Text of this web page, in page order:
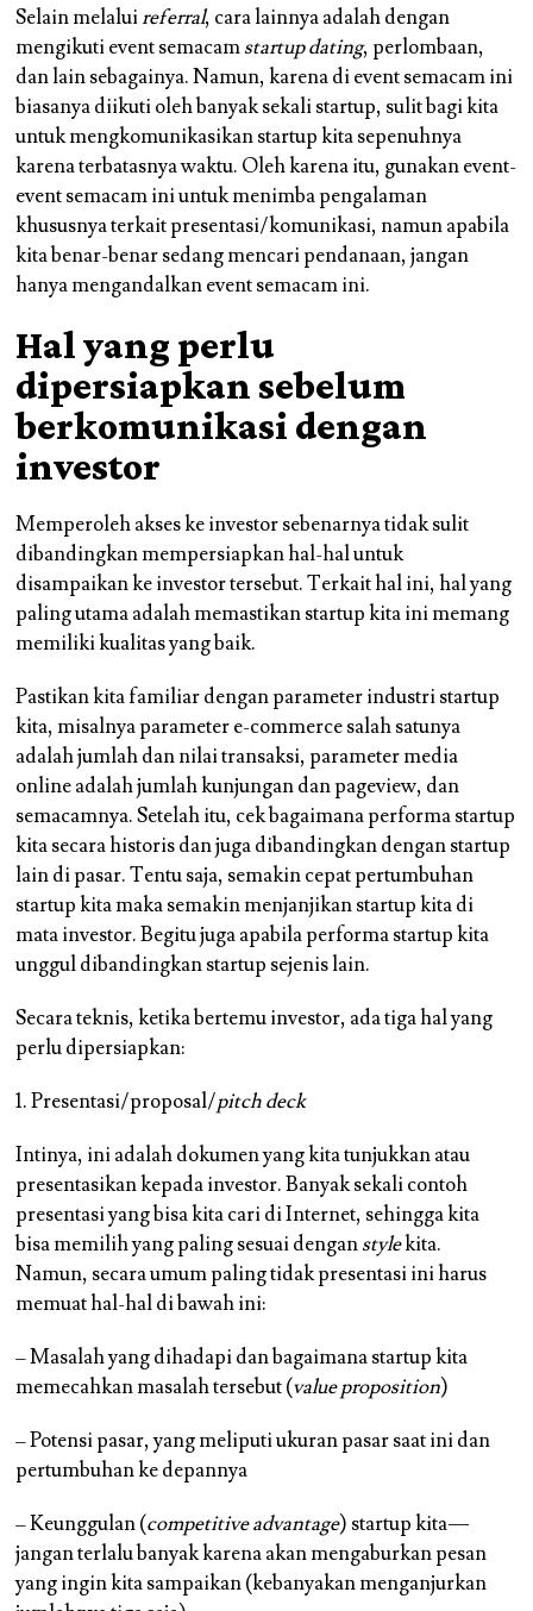
Selain melaluireferral, cara lainnya adalah dengan
mengikuti event semacamstartup dating, perlombaan,
dan lain sebagainya. Namun, karena di event semacam ini
biasanya diikuti oleh banyak sekali startup, sulit bagi kita
untuk mengkomunikasikan startup kita sepenuhnya
karena terbatasnya waktu. Oleh karena itu, gunakan event-
event semacam ini untuk menimba pengalaman
khususnya terkait presentasi/komunikasi, namun apabila
kita benar-benar sedang mencari pendanaan, jangan
hanya mengandalkan event semacam ini.
Hal yang perlu
dipersiapkan sebelum
berkomunikasi dengan
investor
Memperoleh akses ke investor sebenarnya tidak sulit
dibandingkan mempersiapkan hal-hal untuk
disampaikan ke investor tersebut. Terkait hal ini, hal yang
paling utama adalah memastikan startup kita ini memang
memiliki kualitas yang baik.
Pastikan kita familiar dengan parameter industri startup
kita, misalnya parameter e-commerce salah satunya
adalah jumlah dan nilai transaksi, parameter media
online adalah jumlah kunjungan dan pageview, dan
semacamnya. Setelah itu, cek bagaimana performa startup
kita secara historis dan juga dibandingkan dengan startup
lain di pasar. Tentu saja, semakin cepat pertumbuhan
startup kita maka semakin menjanjikan startup kita di
mata investor. Begitu juga apabila performa startup kita
unggul dibandingkan startup sejenis lain.
Secara teknis, ketika bertemu investor, ada tiga hal yang
perlu dipersiapkan:
1. Presentasi/proposal/pitch deck
Intinya, ini adalah dokumen yang kita tunjukkan atau
presentasikan kepada investor. Banyak sekali contoh
presentasi yang bisa kita cari di Internet, sehingga kita
bisa memilih yang paling sesuai denganstylekita.
Namun, secara umum paling tidak presentasi ini harus
memuat hal-hal di bawah ini:
– Masalah yang dihadapi dan bagaimana startup kita
memecahkan masalah tersebut (value proposition)
– Potensi pasar, yang meliputi ukuran pasar saat ini dan
pertumbuhan ke depannya
– Keunggulan (competitive advantage) startup kita —
jangan terlalu banyak karena akan mengaburkan pesan
yang ingin kita sampaikan (kebanyakan menganjurkan